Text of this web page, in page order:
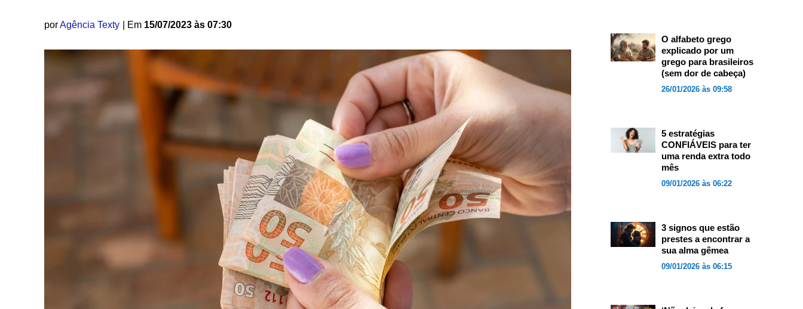
porAgência Texty | Em 15/07/2023 às 07:30
O alfabeto grego
explicado por um
grego para brasileiros
(sem dor de cabeça)
26/01/2026 às 09:58
5 estratégias
CONFIÁVEIS para ter
uma renda extra todo
mês
09/01/2026 às 06:22
3 signos que estão
prestes a encontrar a
sua alma gêmea
09/01/2026 às 06:15